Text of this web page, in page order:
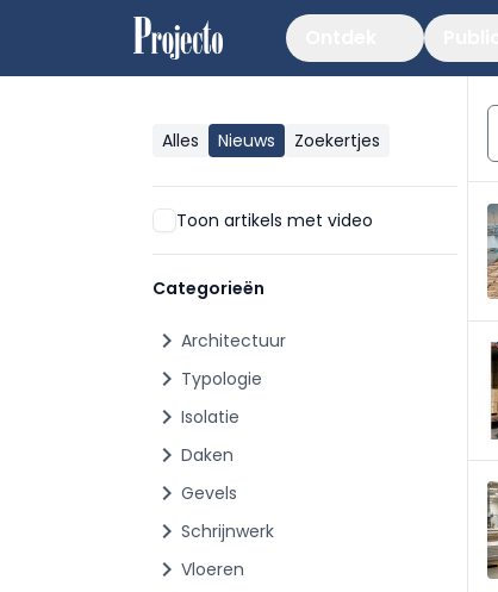
Alles Nieuws Zoekertjes
Toon artikels met video
Categorieën
chevron_right Architectuur
chevron_right Typologie
chevron_right Isolatie
chevron_right Daken
chevron_right Gevels
chevron_right Schrijnwerk
chevron_right Vloeren